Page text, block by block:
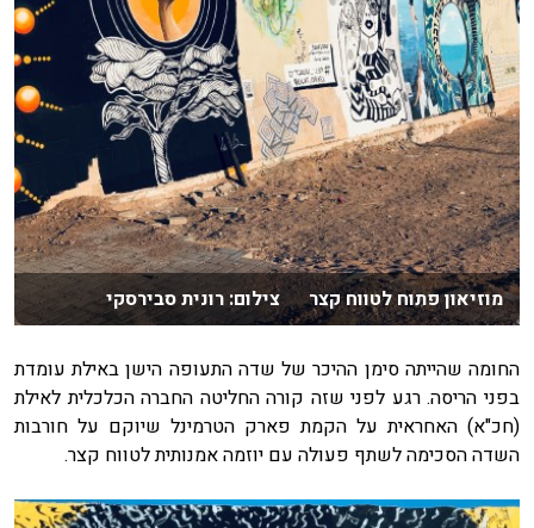
מוזיאון פתוח לטווח קצר צילום: רונית סבירסקי
החומה שהייתה סימן ההיכר של שדה התעופה הישן באילת עומדת
בפני הריסה. רגע לפני שזה קורה החליטה החברה הכלכלית לאילת
(חכ"א) האחראית על הקמת פארק הטרמינל שיוקם על חורבות
השדה הסכימה לשתף פעולה עם יוזמה אמנותית לטווח קצר.